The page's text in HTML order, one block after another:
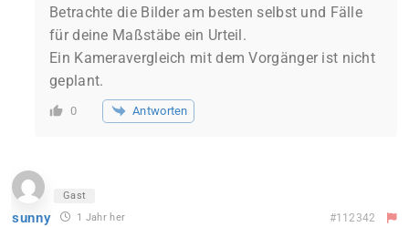
Betrachte die Bilder am besten selbst und Fälle
für deine Maßstäbe ein Urteil.
Ein Kameravergleich mit dem Vorgänger ist nicht
geplant.
0 Antworten
Gast
sunny 1 Jahr her #112342